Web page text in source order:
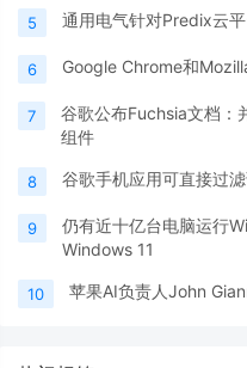
5 通用电气针对Predix云
6 Google Chrome和
7
谷歌公布Fuchsia文档：
组件
8 谷歌手机应用可直接过
9
仍有近十亿台电脑运行
Windows 11
10 苹果AI负责人John